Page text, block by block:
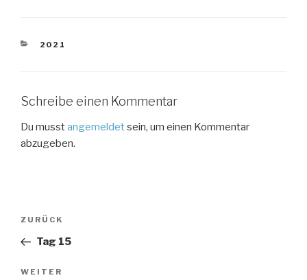
KATEGORIEN
2021
Schreibe einen Kommentar
Du musstangemeldetsein, um einen Kommentar
abzugeben.
Beitragsnavigation
Vorheriger
Beitrag
ZURÜCK
Tag 15
Nächster
WEITER